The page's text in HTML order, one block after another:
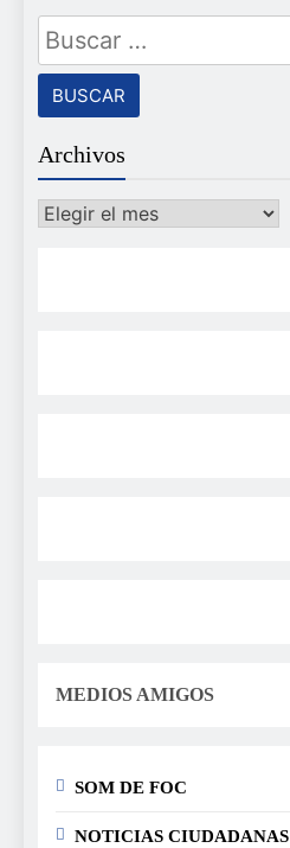
Buscar:
Archivos
Archivos
MEDIOS AMIGOS
SOM DE FOC
NOTICIAS CIUDADANAS